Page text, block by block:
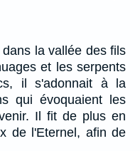
la vallée des fils
et les serpents
il s'adonnait à la
qui évoquaient les
Il fit de plus en
de l'Eternel, afin de